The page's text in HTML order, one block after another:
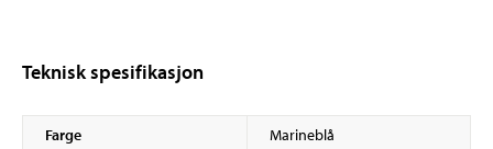
Teknisk spesifikasjon
Farge
Marineblå